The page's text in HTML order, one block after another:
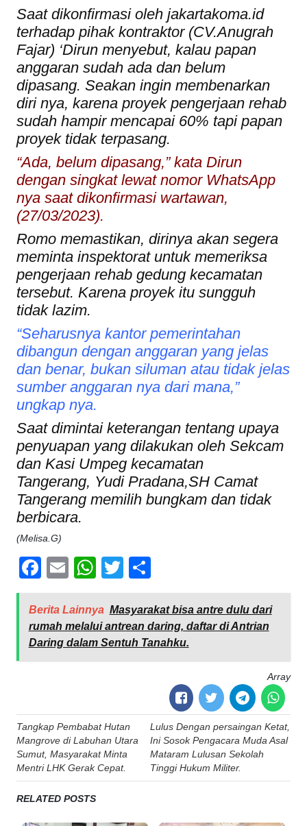
Saat dikonfirmasi oleh jakartakoma.id
terhadap pihak kontraktor (CV.Anugrah
Fajar) ‘Dirun menyebut, kalau papan
anggaran sudah ada dan belum
dipasang. Seakan ingin membenarkan
diri nya, karena proyek pengerjaan rehab
sudah hampir mencapai 60% tapi papan
proyek tidak terpasang.
“Ada, belum dipasang,” kata Dirun
dengan singkat lewat nomor WhatsApp
nya saat dikonfirmasi wartawan,
(27/03/2023).
Romo memastikan, dirinya akan segera
meminta inspektorat untuk memeriksa
pengerjaan rehab gedung kecamatan
tersebut. Karena proyek itu sungguh
tidak lazim.
“Seharusnya kantor pemerintahan
dibangun dengan anggaran yang jelas
dan benar, bukan siluman atau tidak jelas
sumber anggaran nya dari mana,”
ungkap nya.
Saat dimintai keterangan tentang upaya
penyuapan yang dilakukan oleh Sekcam
dan Kasi Umpeg kecamatan
Tangerang, Yudi Pradana,SH Camat
Tangerang memilih bungkam dan tidak
berbicara.
(Melisa.G)
Facebook
EmailWhatsApp
Twitter
Berita Lainnya Masyarakat bisa antre dulu dari
rumah melalui antrean daring, daftar di Antrian
Daring dalam Sentuh Tanahku.
Array
Post
navigation
Tangkap Pembabat Hutan
Mangrove di Labuhan Utara
Sumut, Masyarakat Minta
Mentri LHK Gerak Cepat.
Lulus Dengan persaingan Ketat,
Ini Sosok Pengacara Muda Asal
Mataram Lulusan Sekolah
Tinggi Hukum Militer.
RELATED POSTS